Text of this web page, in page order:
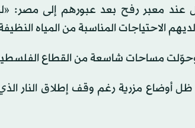
عند معبر رفح بعد عبورهم إلى
الاحتياجات المناسبة من المياه
مساحات شاسعة من القطاع
أوضاع مزرية رغم وقف إطلاق النار